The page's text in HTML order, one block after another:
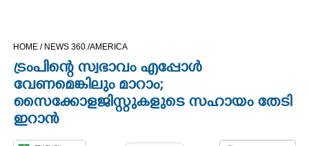
CINEMA
OPINION
PHOTOS
HOME / NEWS 360 /AMERICA
ട്രംപിന്റെ സ്വഭാവം എപ്പോള്‍
വേണമെങ്കിലും മാറാം;
സൈക്കോളജിസ്റ്റുകളുടെ സഹായം തേടി
ഇറാന്‍